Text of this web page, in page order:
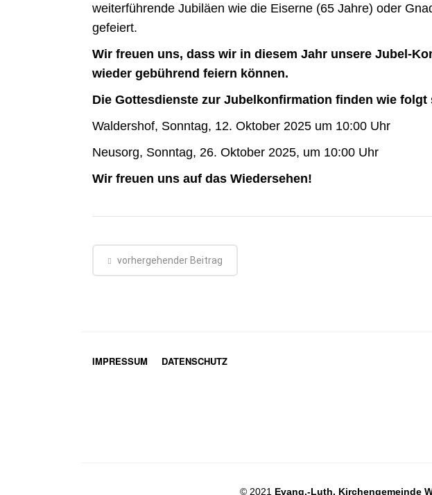
weiterführende Jubiläen wie die Eiserne (65 Jahre) oder
gefeiert.
Wir freuen uns, dass wir in diesem Jahr unsere Jubel-
wieder gebührend feiern können.
Die Gottesdienste zur Jubelkonfirmation finden wie folgt
Waldershof, Sonntag, 12. Oktober 2025 um 10:00 Uhr
Neusorg, Sonntag, 26. Oktober 2025, um 10:00 Uhr
Wir freuen uns auf das Wiedersehen!
vorhergehender Beitrag
IMPRESSUM DATENSCHUTZ
© 2021 Evang.-Luth. Kirchengemeinde